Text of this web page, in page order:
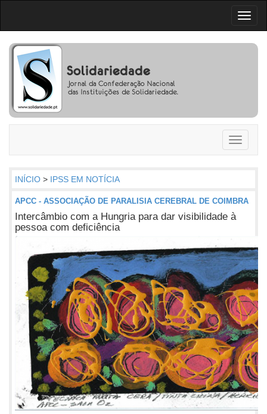
Toggle
INÍCIO > IPSS EM NOTÍCIA
APCC - ASSOCIAÇÃO DE PARALISIA CEREBRAL DE COIMBRA
Intercâmbio com a Hungria para dar visibilidade à
pessoa com deficiência